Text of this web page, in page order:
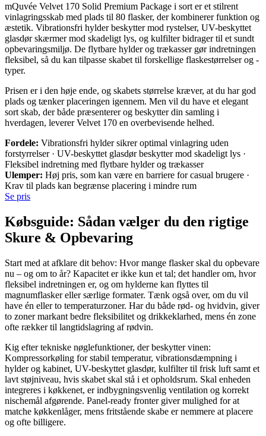
mQuvée Velvet 170 Solid Premium Package i sort er et stilrent
vinlagringsskab med plads til 80 flasker, der kombinerer funktion og
æstetik. Vibrationsfri hylder beskytter mod rystelser, UV-beskyttet
glasdør skærmer mod skadeligt lys, og kulfilter bidrager til et sundt
opbevaringsmiljø. De flytbare hylder og trækasser gør indretningen
fleksibel, så du kan tilpasse skabet til forskellige flaskestørrelser og -
typer.
Prisen er i den høje ende, og skabets størrelse kræver, at du har god
plads og tænker placeringen igennem. Men vil du have et elegant
sort skab, der både præsenterer og beskytter din samling i
hverdagen, leverer Velvet 170 en overbevisende helhed.
Fordele: Vibrationsfri hylder sikrer optimal vinlagring uden
forstyrrelser · UV-beskyttet glasdør beskytter mod skadeligt lys ·
Fleksibel indretning med flytbare hylder og trækasser
Ulemper: Høj pris, som kan være en barriere for casual brugere ·
Krav til plads kan begrænse placering i mindre rum
Se pris
Købsguide: Sådan vælger du den rigtige
Skure & Opbevaring
Start med at afklare dit behov: Hvor mange flasker skal du opbevare
nu – og om to år? Kapacitet er ikke kun et tal; det handler om, hvor
fleksibel indretningen er, og om hylderne kan flyttes til
magnumflasker eller særlige formater. Tænk også over, om du vil
have én eller to temperaturzoner. Har du både rød- og hvidvin, giver
to zoner markant bedre fleksibilitet og drikkeklarhed, mens én zone
ofte rækker til langtidslagring af rødvin.
Kig efter tekniske nøglefunktioner, der beskytter vinen:
Kompressorkøling for stabil temperatur, vibrationsdæmpning i
hylder og kabinet, UV-beskyttet glasdør, kulfilter til frisk luft samt et
lavt støjniveau, hvis skabet skal stå i et opholdsrum. Skal enheden
integreres i køkkenet, er indbygningsvenlig ventilation og korrekt
nischemål afgørende. Panel-ready fronter giver mulighed for at
matche køkkenlåger, mens fritstående skabe er nemmere at placere
og ofte billigere.